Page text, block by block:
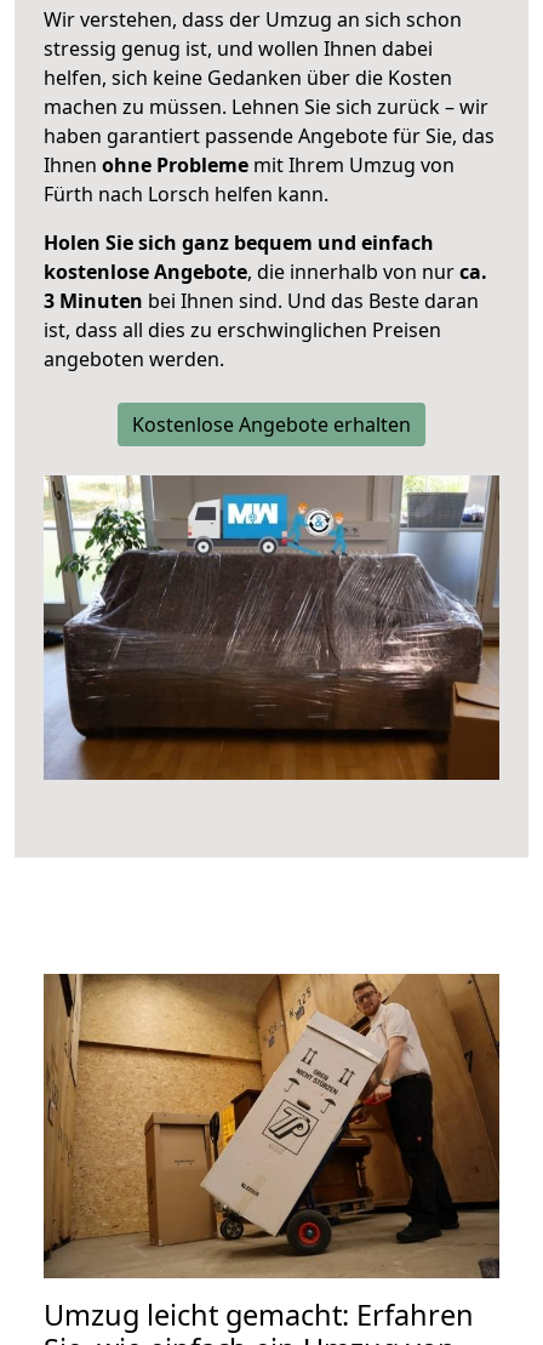
Wir verstehen, dass der Umzug an sich schon
stressig genug ist, und wollen Ihnen dabei
helfen, sich keine Gedanken über die Kosten
machen zu müssen. Lehnen Sie sich zurück – wir
haben garantiert passende Angebote für Sie, das
Ihnen ohne Probleme mit Ihrem Umzug von
Fürth nach Lorsch helfen kann.
Holen Sie sich ganz bequem und einfach
kostenlose Angebote, die innerhalb von nurca.
3 Minuten bei Ihnen sind. Und das Beste daran
ist, dass all dies zu erschwinglichen Preisen
angeboten werden.
Kostenlose Angebote erhalten
Umzug leicht gemacht: Erfahren